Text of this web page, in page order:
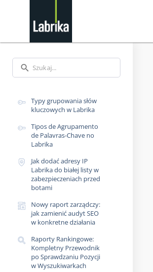
search
Typy grupowania słów
kluczowych w Labrika
Tipos de Agrupamento
de Palavras-Chave no
Labrika
Jak dodać adresy IP
Labrika do białej listy w
zabezpieczeniach przed
botami
Nowy raport zarządczy:
jak zamienić audyt SEO
w konkretne działania
Raporty Rankingowe:
Kompletny Przewodnik
po Sprawdzaniu Pozycji
w Wyszukiwarkach